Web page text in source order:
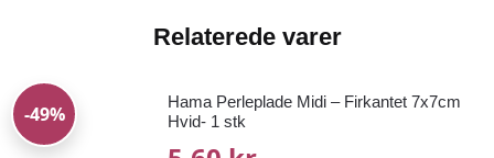
Relaterede varer
-49%
Hama Perleplade Midi – Firkantet 7x7cm
Hvid- 1 stk